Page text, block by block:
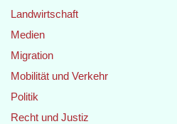
Landwirtschaft
Medien
Migration
Mobilität und Verkehr
Politik
Recht und Justiz